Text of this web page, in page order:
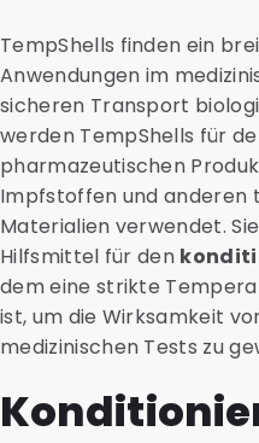
TempShells finden ein
Anwendungen im
sicheren Transport
werden TempShells für
pharmazeutischen
Impfstoffen und
Materialien verwendet.
Hilfsmittel für den
dem eine strikte
ist, um die Wirksamkeit
medizinischen Tests zu